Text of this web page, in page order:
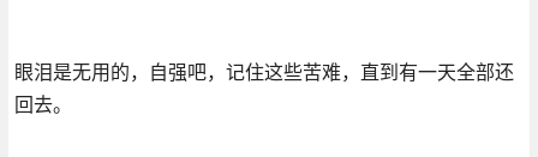
眼泪是无用的，自强吧，记住这些苦难，直到有一天全部还
回去。